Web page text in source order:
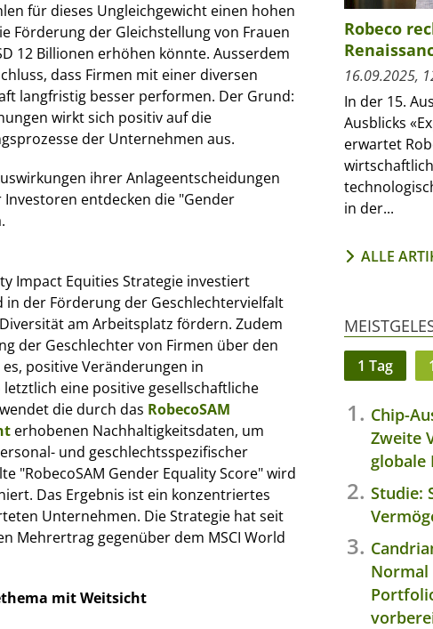
für dieses Ungleichgewicht einen hohen
Förderung der Gleichstellung von Frauen
12 Billionen erhöhen könnte. Ausserdem
dass Firmen mit einer diversen
langfristig besser performen. Der Grund:
wirkt sich positiv auf die
der Unternehmen aus.
ihrer Anlageentscheidungen
entdecken die "Gender
Impact Equities Strategie investiert
der Förderung der Geschlechtervielfalt
am Arbeitsplatz fördern. Zudem
der Geschlechter von Firmen über den
positive Veränderungen in
eine positive gesellschaftliche
die durch das RobecoSAM
erhobenen Nachhaltigkeitsdaten, um
und geschlechtsspezifischer
"RobecoSAM Gender Equality Score" wird
Das Ergebnis ist ein konzentriertes
Unternehmen. Die Strategie hat seit
Mehrertrag gegenüber dem MSCI World
mit Weitsicht
Robeco
16.09.2025,
In der 15.
Ausblicks
erwartet
in der...
ALLE
1 Tag
Chip-
Zweite
globale
Studie:
Normal